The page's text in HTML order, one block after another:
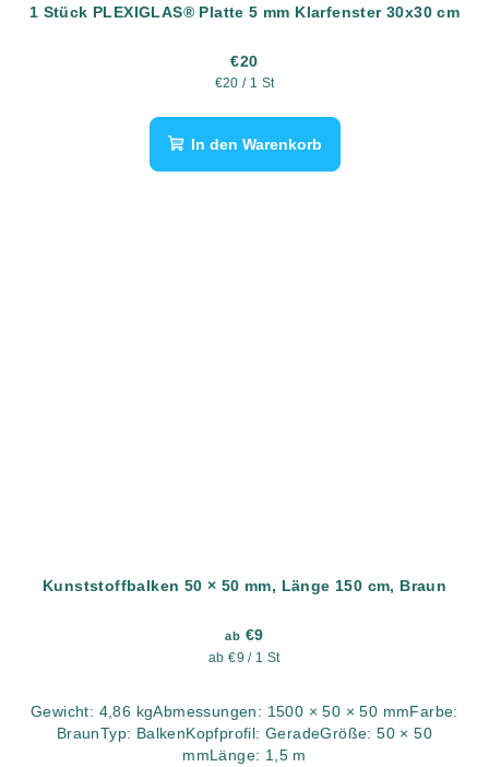
1 Stück PLEXIGLAS®️ Platte 5 mm Klarfenster 30x30 cm
€20
Verkaufspreis:
€20 / 1 St
In den Warenkorb
Kunststoffbalken 50 × 50 mm, Länge 150 cm, Braun
ab €9
Verkaufspreis:
ab €9 / 1 St
Gewicht: 4,86 kgAbmessungen: 1500 × 50 × 50 mmFarbe:
BraunTyp: BalkenKopfprofil: GeradeGröße: 50 × 50
mmLänge: 1,5 m